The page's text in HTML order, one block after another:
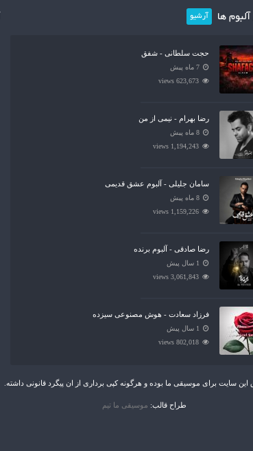
ها آرشیو
حجت سلطانی - شفق
7 ماه پیش
623,673 views
رضا بهرام - نیمی از من
8 ماه پیش
1,194,243 views
سامان جلیلی - آلبوم عشق قدیمی
8 ماه پیش
1,159,226 views
رضا صادقی - آلبوم برنده
1 سال پیش
3,061,843 views
فرزاد سعادت - هوش مصنوعی سیزده
1 سال پیش
802,018 views
این سایت برای موسیقی ما بوده و هرگونه کپی برداری از ان پیگرد قانونی داشته.
طراح قالب: موسیقی ما تیم